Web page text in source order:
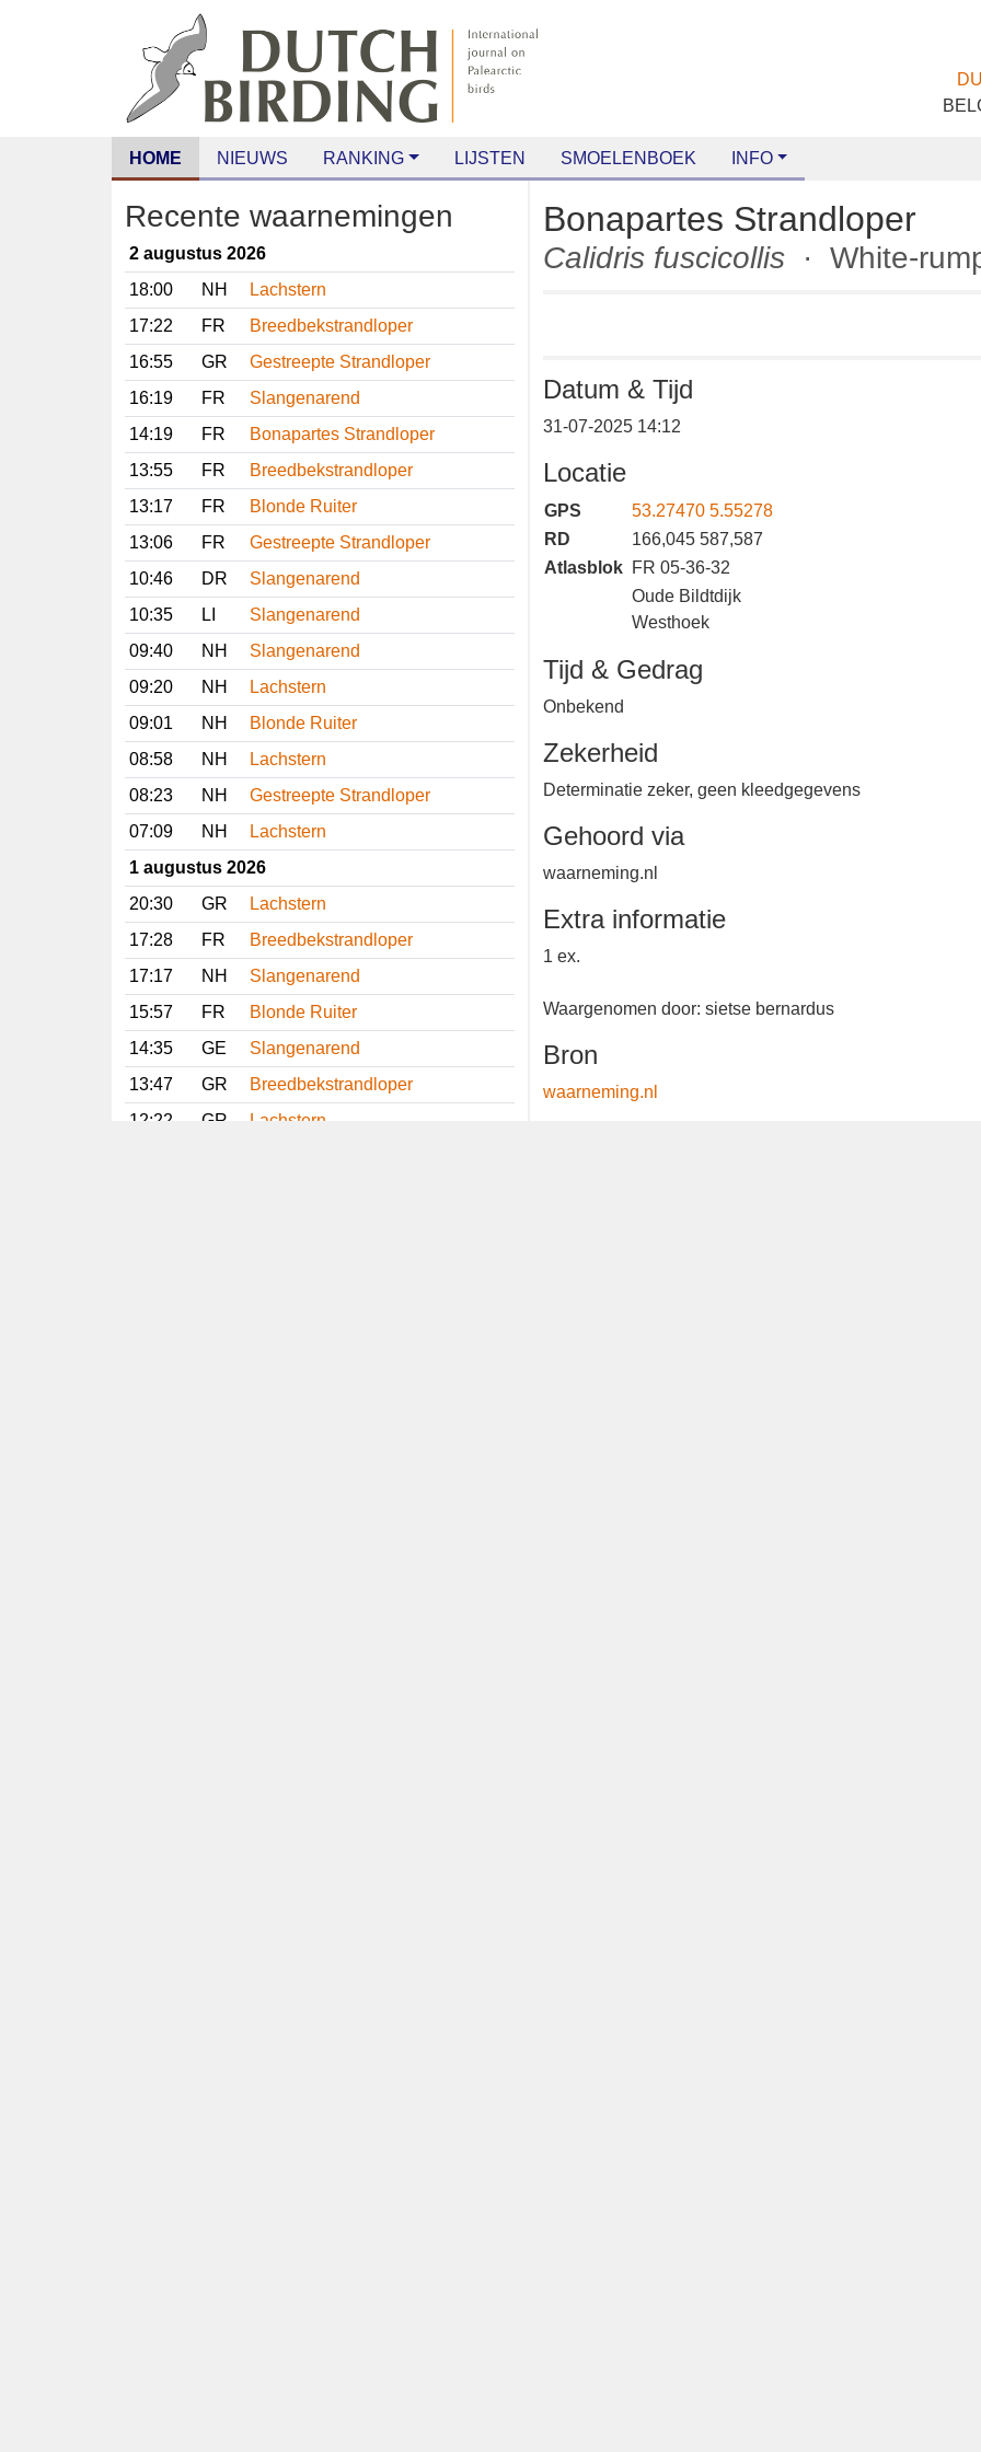
HOME NIEUWS RANKING LIJSTEN SMOELENBOEK INFO
Recente waarnemingen
2 augustus 2026
18:00
NH
Lachstern
17:22
FR
Breedbekstrandloper
16:55
GR
Gestreepte Strandloper
16:19
FR
Slangenarend
14:19
FR
Bonapartes Strandloper
13:55
FR
Breedbekstrandloper
13:17
FR
Blonde Ruiter
13:06
FR
Gestreepte Strandloper
10:46
DR
Slangenarend
10:35
LI
Slangenarend
09:40
NH
Slangenarend
09:20
NH
Lachstern
09:01
NH
Blonde Ruiter
08:58
NH
Lachstern
08:23
NH
Gestreepte Strandloper
07:09
NH
Lachstern
1 augustus 2026
20:30
GR
Lachstern
17:28
FR
Breedbekstrandloper
17:17
NH
Slangenarend
15:57
FR
Blonde Ruiter
14:35
GE
Slangenarend
13:47
GR
Breedbekstrandloper
12:22
GR
Lachstern
Bonapartes Strandloper
Calidris fuscicollis · White-
Datum & Tijd
31-07-2025 14:12
Locatie
GPS
53.27470 5.55278
RD
166,045 587,587
Atlasblok FR 05-36-32
Oude Bildtdijk
Westhoek
Tijd & Gedrag
Onbekend
Zekerheid
Determinatie zeker, geen
Gehoord via
Extra informatie
Bron